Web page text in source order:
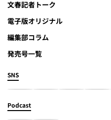
文春記者トーク
電子版オリジナル
編集部コラム
発売号一覧
SNS
Podcast